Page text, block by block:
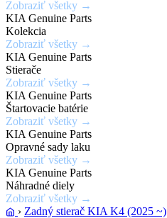
Zaregistrovať
sa
Vyhľadať
diel
Zobraziť
ponuku
drobných
poškodení
laku
karosérie
Zobraziť
ponuku
Zobraziť všetky →
KIA Genuine Parts
Kolekcia
Zobraziť všetky →
KIA Genuine Parts
Stierače
Zobraziť všetky →
KIA Genuine Parts
Štartovacie batérie
Zobraziť všetky →
KIA Genuine Parts
Opravné sady laku
Zobraziť všetky →
KIA Genuine Parts
Náhradné diely
Zobraziť všetky →
› Zadný stierač KIA K4 (2025 ~)